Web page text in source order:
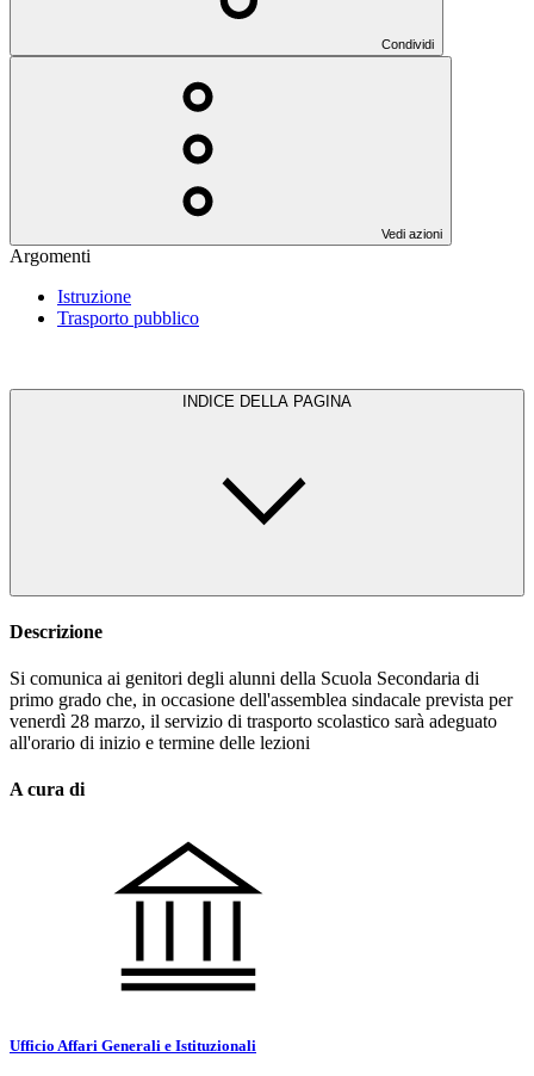
Condividi
Vedi azioni
Argomenti
Istruzione
Trasporto pubblico
INDICE DELLA PAGINA
Descrizione
Si comunica ai genitori degli alunni della Scuola Secondaria di
primo grado che, in occasione dell'assemblea sindacale prevista per
venerdì 28 marzo, il servizio di trasporto scolastico sarà adeguato
all'orario di inizio e termine delle lezioni
A cura di
Ufficio Affari Generali e Istituzionali